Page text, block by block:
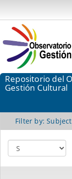
Repositorio del
Gestión Cultural
Filter by: Subject